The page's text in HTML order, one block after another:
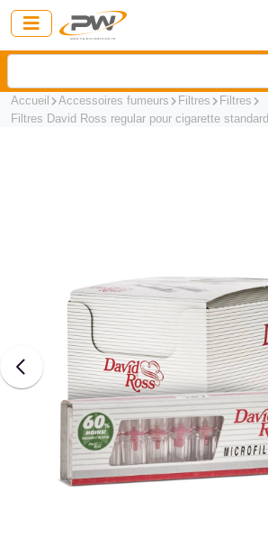
Accueil Accessoires fumeurs Filtres
Filtres
Filtres David Ross regular pour cigarette standard